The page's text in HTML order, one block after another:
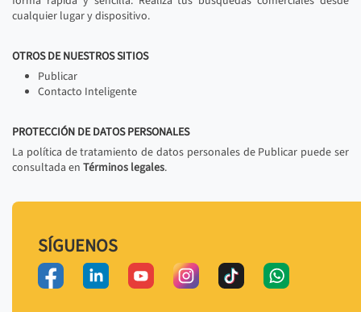
cualquier lugar y dispositivo.
OTROS DE NUESTROS SITIOS
Publicar
Contacto Inteligente
PROTECCIÓN DE DATOS PERSONALES
La política de tratamiento de datos personales de Publicar puede ser
consultada en Términos legales.
SÍGUENOS